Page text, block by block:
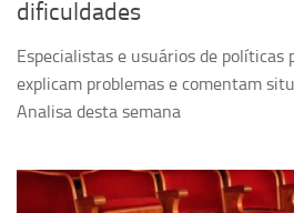
Fernando de Lima
Geciane Silveira Porto
Professor Sênior
Professores Seniores
dificuldades
Especialistas e usuários de políticas
explicam problemas e comentam
Analisa desta semana